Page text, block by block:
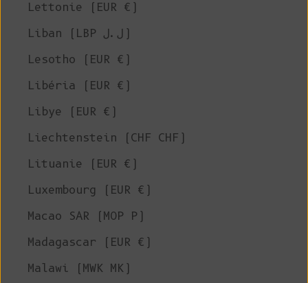
Lettonie (EUR €)
Liban (LBP ل.ل)
Lesotho (EUR €)
Libéria (EUR €)
Libye (EUR €)
Liechtenstein (CHF CHF)
Lituanie (EUR €)
Luxembourg (EUR €)
Macao SAR (MOP P)
Madagascar (EUR €)
Malawi (MWK MK)